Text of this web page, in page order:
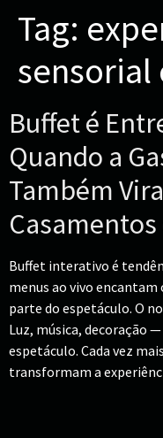
Tag:
sensorial
Buffet é
Quando a
Também
Casamentos
Buffet interativo é
menus ao vivo
parte do espetáculo. O
Luz, música, decoração
espetáculo. Cada vez
transformam a